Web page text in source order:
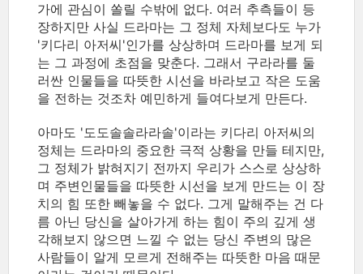
가에 관심이 쏠릴 수밖에 없다. 여러 추측들이 등
장하지만 사실 드라마는 그 정체 자체보다도 누가
'키다리 아저씨'인가를 상상하며 드라마를 보게 되
는 그 과정에 초점을 맞춘다. 그래서 구라라를 둘
러싼 인물들을 따뜻한 시선을 바라보고 작은 도움
을 전하는 것조차 예민하게 들여다보게 만든다.
아마도 '도도솔솔라라솔'이라는 키다리 아저씨의
정체는 드라마의 중요한 극적 상황을 만들 테지만,
그 정체가 밝혀지기 전까지 우리가 스스로 상상하
며 주변인물들을 따뜻한 시선을 보게 만드는 이 장
치의 힘 또한 빼놓을 수 없다. 그게 말해주는 건 다
름 아닌 당신을 살아가게 하는 힘이 주의 깊게 생
각해보지 않으면 느낄 수 없는 당신 주변의 많은
사람들이 알게 모르게 전해주는 따뜻한 마음 때문